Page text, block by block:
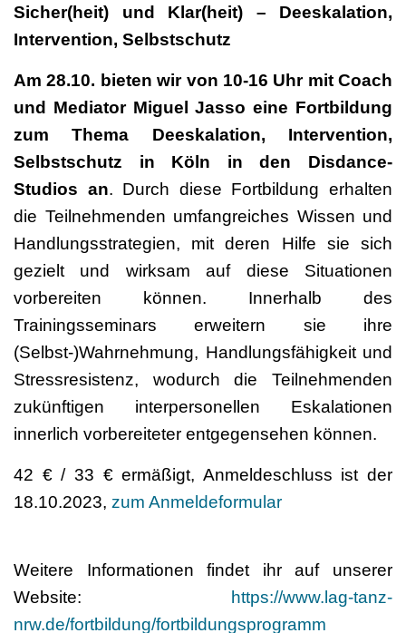
Sicher(heit) und Klar(heit) – Deeskalation,
Intervention, Selbstschutz
Am 28.10. bieten wir von 10-16 Uhr mit Coach
und Mediator Miguel Jasso eine Fortbildung
zum Thema Deeskalation, Intervention,
Selbstschutz in Köln in den Disdance-
Studios an. Durch diese Fortbildung erhalten
die Teilnehmenden umfangreiches Wissen und
Handlungsstrategien, mit deren Hilfe sie sich
gezielt und wirksam auf diese Situationen
vorbereiten können. Innerhalb des
Trainingsseminars erweitern sie ihre
(Selbst-)Wahrnehmung, Handlungsfähigkeit und
Stressresistenz, wodurch die Teilnehmenden
zukünftigen interpersonellen Eskalationen
innerlich vorbereiteter entgegensehen können.
42 € / 33 € ermäßigt, Anmeldeschluss ist der
18.10.2023, zum Anmeldeformular
Weitere Informationen findet ihr auf unserer
Website: https://www.lag-tanz-
nrw.de/fortbildung/fortbildungsprogramm